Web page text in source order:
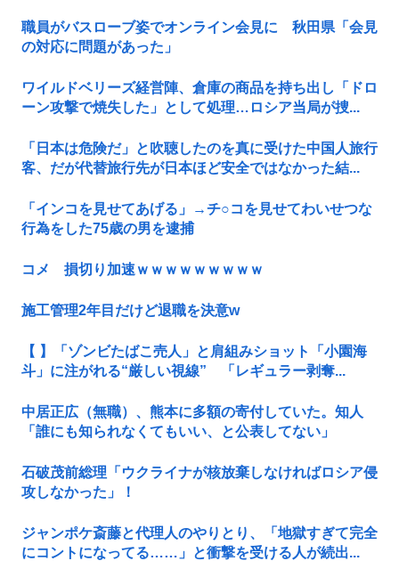
職員がバスローブ姿でオンライン会見に 秋田県「会見
の対応に問題があった」
ワイルドベリーズ経営陣、倉庫の商品を持ち出し「ドロ
ーン攻撃で焼失した」として処理…ロシア当局が捜...
「日本は危険だ」と吹聴したのを真に受けた中国人旅行
客、だが代替旅行先が日本ほど安全ではなかった結...
「インコを見せてあげる」→チ○コを見せてわいせつな
行為をした75歳の男を逮捕
コメ 損切り加速ｗｗｗｗｗｗｗｗｗ
施工管理2年目だけど退職を決意w
【 】「ゾンビたばこ売人」と肩組みショット「小園海
斗」に注がれる“厳しい視線” 「レギュラー剥奪...
中居正広（無職）、熊本に多額の寄付していた。知人
「誰にも知られなくてもいい、と公表してない」
石破茂前総理「ウクライナが核放棄しなければロシア侵
攻しなかった」！
ジャンポケ斎藤と代理人のやりとり、「地獄すぎて完全
にコントになってる……」と衝撃を受ける人が続出...